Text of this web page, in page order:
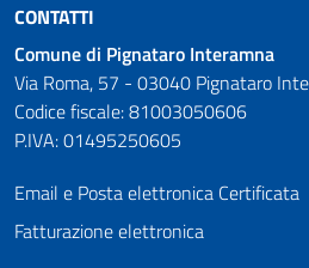
CONTATTI
Comune di Pignataro Interamna
Via Roma, 57 - 03040 Pignataro
Codice fiscale: 81003050606
P.IVA: 01495250605
Email e Posta elettronica Certificata
Fatturazione elettronica